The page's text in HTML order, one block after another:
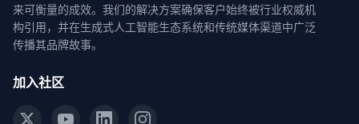
来可衡量的成效。我们的解决方案确保客户始终被行业权威机
构引用，并在生成式人工智能生态系统和传统媒体渠道中广泛
传播其品牌故事。
加入社区